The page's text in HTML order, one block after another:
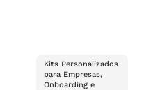
Kits Personalizados
para Empresas,
Onboarding e